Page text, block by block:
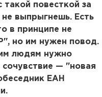
такой повесткой за
выпрыгнешь. Есть
в принципе не
но им нужен повод.
людям нужно
сочувствие — "новая
ЕАН